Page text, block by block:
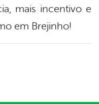
mais incentivo e
em Brejinho!